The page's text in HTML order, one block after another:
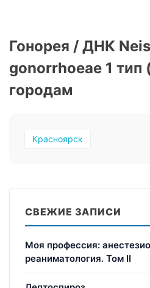
Гонорея / ДНК
gonorrhoeae 1 тип
городам
Красноярск
СВЕЖИЕ ЗАПИСИ
Моя профессия:
реаниматология. Том II